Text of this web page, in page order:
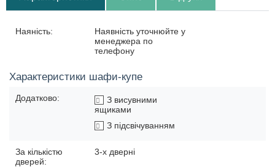
Наяність:
Наявність уточнюйте у
менеджера по
телефону
Характеристики шафи-купе
Додатково:
З висувними
ящиками
З підсвічуванням
За кількістю
дверей:
3-х дверні